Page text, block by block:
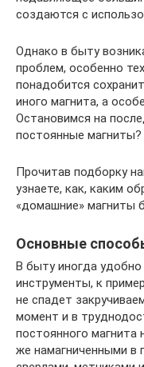
создаются с
Однако в быту
проблем, особенно
понадобится
иного магнита, а
Остановимся на
постоянные магниты?
Прочитав подборку
узнаете, как, каким
«домашние» магниты
Основные
В быту иногда удобно
инструменты, к
не спадет
момент и в
постоянного магнита
же намагниченными в